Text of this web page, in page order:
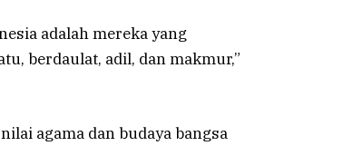
adalah mereka yang
berdaulat, adil, dan makmur,”
agama dan budaya bangsa